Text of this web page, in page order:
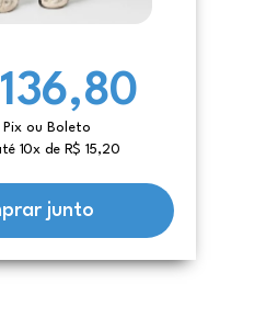
ou Boleto
10x de R$ 15,20
junto